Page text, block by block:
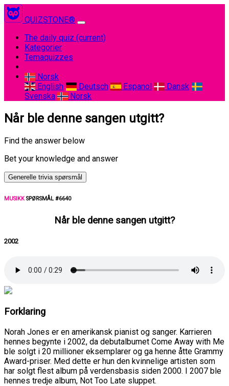
QUIZSTONE®
The daily quiz (current)
Kategorier
Temaquizzes
Norsk
English
Deutsch Espanol
Dansk
Svenska
Norsk
Når ble denne sangen utgitt?
Find the answer below
Bet your knowledge and answer
Generelle trivia spørsmål
MUSIKKSPØRSMÅL #6640
Når ble denne sangen utgitt?
2002
Forklaring
Norah Jones er en amerikansk pianist og sanger. Karrieren
hennes begynte i 2002, da debutalbumet Come Away with Me
ble solgt i 20 millioner eksemplarer og ga henne åtte Grammy
Award-priser. Med dette er hun den kvinnelige artisten som
har solgt flest album på verdensbasis siden 2000. I 2007 ble
hennes tredje album, Not Too Late sluppet.